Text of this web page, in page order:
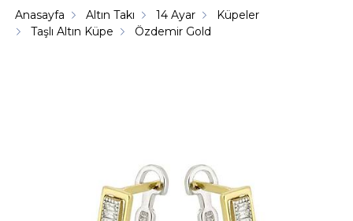
Anasayfa Altın Takı 14 Ayar
Küpeler
Taşlı Altın Küpe
Özdemir Gold